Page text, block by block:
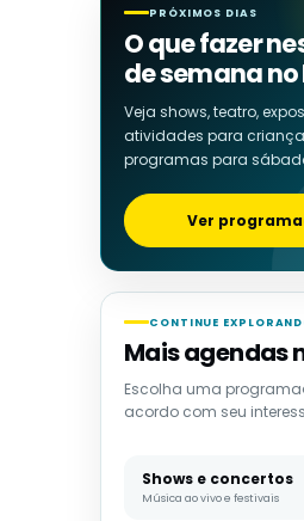
PRÓXIMOS DIAS
O que fazer
de semana no
Veja shows, teatro,
atividades para
programas para
Ver
CONTINUE
Mais agendas
Escolha uma
acordo com seu
Shows e concertos
Música ao vivo e festivais